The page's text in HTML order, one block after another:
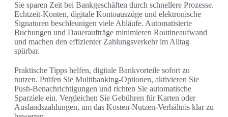
Sie sparen Zeit bei Bankgeschäften durch schnellere Prozesse.
Echtzeit-Konten, digitale Kontoauszüge und elektronische
Signaturen beschleunigen viele Abläufe. Automatisierte
Buchungen und Daueraufträge minimieren Routineaufwand
und machen den effizienter Zahlungsverkehr im Alltag
spürbar.
Praktische Tipps helfen, digitale Bankvorteile sofort zu
nutzen. Prüfen Sie Multibanking-Optionen, aktivieren Sie
Push-Benachrichtigungen und richten Sie automatische
Sparziele ein. Vergleichen Sie Gebühren für Karten oder
Auslandszahlungen, um das Kosten-Nutzen-Verhältnis klar zu